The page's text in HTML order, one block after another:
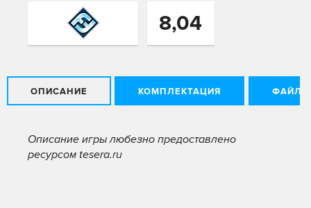
8,04
ОПИСАНИЕ КОМПЛЕКТАЦИЯ ФАЙЛЫ
Описание игры любезно предоставлено
ресурсом tesera.ru